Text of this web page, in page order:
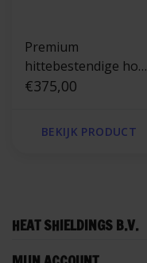
Premium
hittebestendige hoes
tot 550 °C - 16 mm x
€375,00
BEKIJK PRODUCT
HEAT SHIELDINGS B.V.